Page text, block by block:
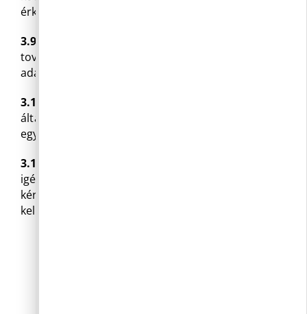
érkezett igényt ezen e-mail címre továbbítani.
3.9
továbbítani kell a jegyző részére, aki kijelöli az
adatszolgáltatásra köteles dolgozót.
3.10
általa igényelt közérdekű adatot (adatokat)
egyértelműen és konkrétan megjelölni.
3.11
igényt – melynek elbírálása a jegyző feladata – a
kérelmet benyújtónak pontosítás céljából vissza
kell juttatni.